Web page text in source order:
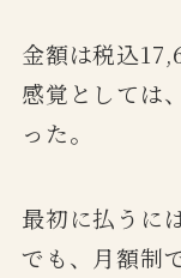
金額は税込
感覚としては
った。
最初に払うに
でも、月額制